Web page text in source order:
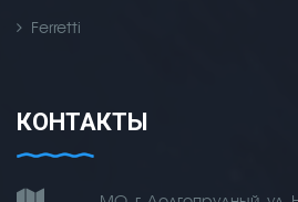
Ferretti
КОНТАКТЫ